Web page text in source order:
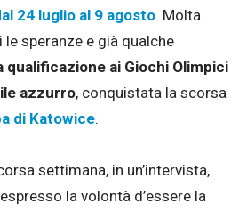
24 luglio al 9 agosto. Molta
le speranze e già qualche
qualificazione ai Giochi Olimpici
azzurro, conquistata la scorsa
di Katowice.
settimana, in un’intervista,
la volontà d’essere la